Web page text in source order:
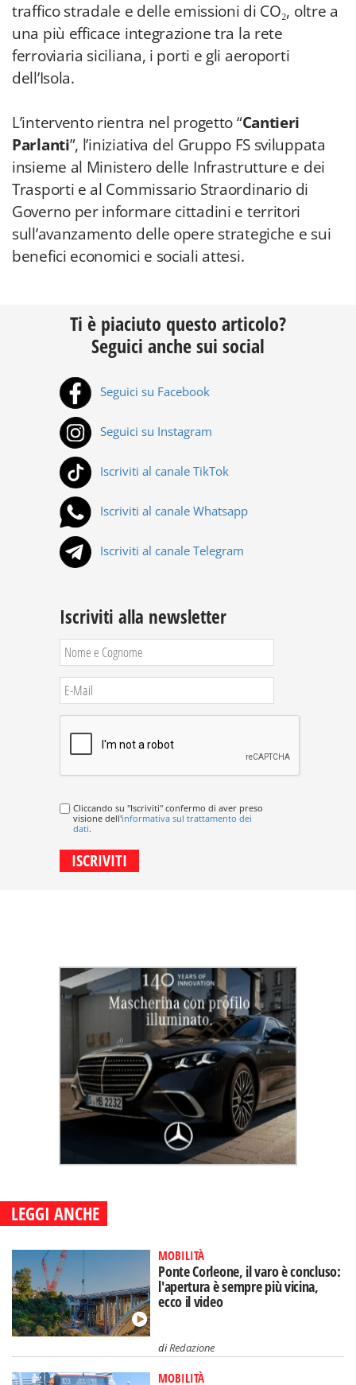
traffico stradale e delle emissioni di CO₂, oltre a
una più efficace integrazione tra la rete
ferroviaria siciliana, i porti e gli aeroporti
dell’Isola.
L’intervento rientra nel progetto “Cantieri
Parlanti”, l’iniziativa del Gruppo FS sviluppata
insieme al Ministero delle Infrastrutture e dei
Trasporti e al Commissario Straordinario di
Governo per informare cittadini e territori
sull’avanzamento delle opere strategiche e sui
benefici economici e sociali attesi.
Ti è piaciuto questo articolo?
Seguici anche sui social
Seguici su Facebook
Seguici su Instagram
Iscriviti al canale TikTok
Iscriviti al canale Whatsapp
Iscriviti al canale Telegram
Iscriviti alla newsletter
Cliccando su "Iscriviti" confermo di aver preso
visione dell'informativa sul trattamento dei
dati.
LEGGI ANCHE
MOBILITÀ
Ponte Corleone, il varo è concluso:
l'apertura è sempre più vicina,
ecco il video
diRedazione
MOBILITÀ